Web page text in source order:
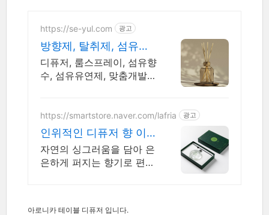
https://se-yul.com 광고
방향제, 탈취제, 섬유유
연제 맞춤개발, 극소량
맞춤생산
디퓨저, 룸스프레이, 섬유향
수, 섬유유연제, 맞춤개발,
량생산, 다품목 제품개발,신
고,생산,출고까지 한번에!
https://smartstore.naver.com/lafria 광고
인위적인 디퓨저 향 이
제그만
자연의 싱그러움을 담아 은
은하게 퍼지는 향기로 편안
아로니카 테이블 디퓨저 입니다.